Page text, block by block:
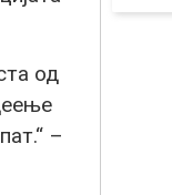
од
–